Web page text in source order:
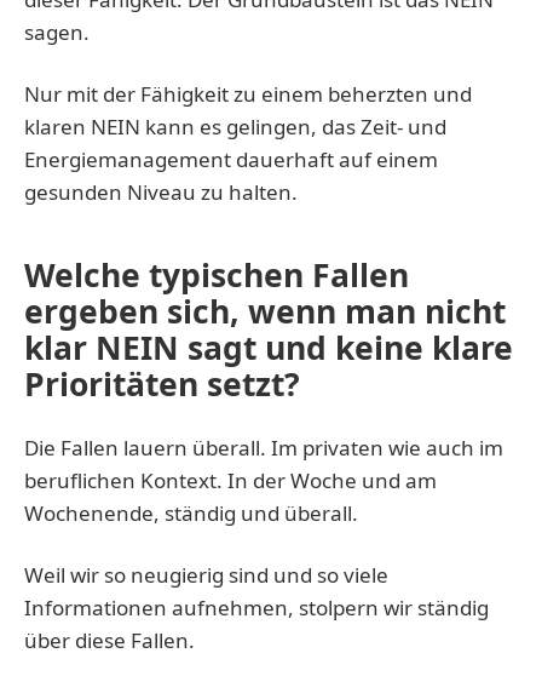
sagen.
Nur mit der Fähigkeit zu einem beherzten und
klaren NEIN kann es gelingen, das Zeit- und
Energiemanagement dauerhaft auf einem
gesunden Niveau zu halten.
Welche typischen Fallen
ergeben sich, wenn man nicht
klar NEIN sagt und keine klare
Prioritäten setzt?
Die Fallen lauern überall. Im privaten wie auch im
beruflichen Kontext. In der Woche und am
Wochenende, ständig und überall.
Weil wir so neugierig sind und so viele
Informationen aufnehmen, stolpern wir ständig
über diese Fallen.